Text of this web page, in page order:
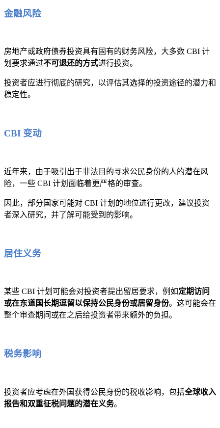
金融风险
房地产或政府债券投资具有固有的财务风险，大多数 CBI 计
划要求通过不可退还的方式进行投资。
投资者应进行彻底的研究，以评估其选择的投资途径的潜力和
稳定性。
CBI 变动
近年来，由于吸引出于非法目的寻求公民身份的人的潜在风
险，一些 CBI 计划面临着更严格的审查。
因此，部分国家可能对 CBI 计划的地位进行更改，建议投资
者深入研究，并了解可能受到的影响。
居住义务
某些 CBI 计划可能会对投资者提出留居要求，例如定期访问
或在东道国长期逗留以保持公民身份或居留身份。这可能会在
整个审查期间或在之后给投资者带来额外的负担。
税务影响
投资者应考虑在外国获得公民身份的税收影响，包括全球收入
报告和双重征税问题的潜在义务。